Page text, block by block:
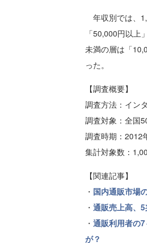
年収別では、
「50,000円以
未満の層は「
った。
【調査概要】
調査方法：イン
調査対象：全国
調査時期：2012
集計対象数：
【関連記事】
・ 国内通販市場
・ 通販売上高、
・ 通販利用者の
が？